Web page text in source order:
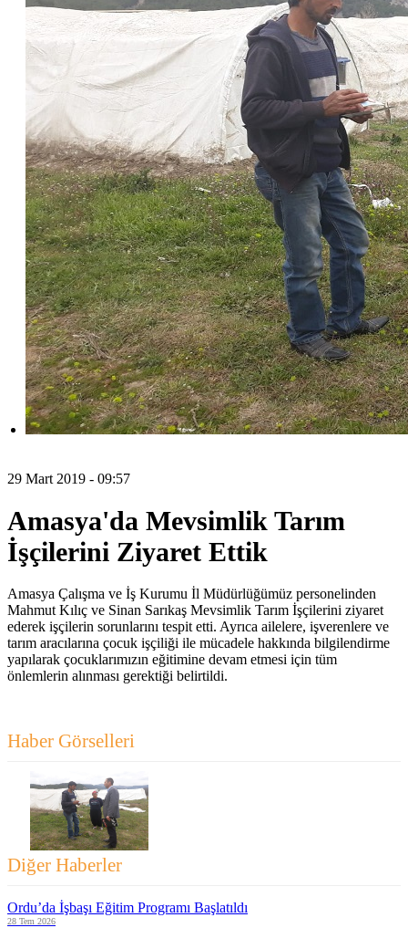
29 Mart 2019 - 09:57
Amasya'da Mevsimlik Tarım
İşçilerini Ziyaret Ettik
Amasya Çalışma ve İş Kurumu İl Müdürlüğümüz personelinden
Mahmut Kılıç ve Sinan Sarıkaş Mevsimlik Tarım İşçilerini ziyaret
ederek işçilerin sorunlarını tespit etti. Ayrıca ailelere, işverenlere ve
tarım aracılarına çocuk işçiliği ile mücadele hakkında bilgilendirme
yapılarak çocuklarımızın eğitimine devam etmesi için tüm
önlemlerin alınması gerektiği belirtildi.
Haber Görselleri
Diğer Haberler
Ordu’da İşbaşı Eğitim Programı Başlatıldı
28 Tem 2026